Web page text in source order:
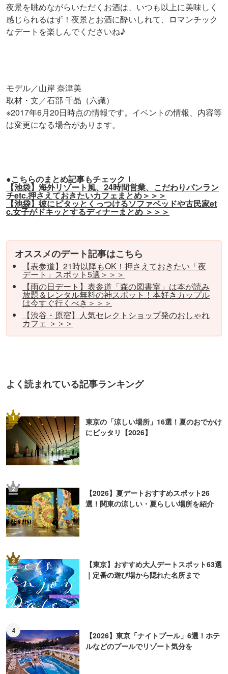
夜景を眺めながらいただくお酒は、いつも以上に美味しく
感じられるはず！夜景とお酒に酔いしれて、ロマンチック
なデートを楽しんでくださいね♪
モデル／山岸 奈津美
取材・文／石部 千晶（六識）
※2017年6月20日時点の情報です。イベントの情報、内容等
は変更になる場合があります。
●こちらのまとめ記事もチェック！
【池袋】海外リゾート風、24時間営業、こだわりパンラン
チetc.押さえておきたいカフェまとめ＞＞＞
【池袋】彼にピタッとくっつけるソファベッドや古民家et
c.女子がドキッとするディナーまとめ ＞＞＞
オススメのデート記事はこちら
【表参道】21時以降もOK！押さえておきたい「夜
デート」スポット5選＞＞＞
【雨の日デート】表参道「森の図書室」は本が読み
放題＆レンタル無料の神スポット！本好きカップル
は今すぐ行くべき＞＞＞
【渋谷・原宿】人気セレクトショップ発のおしゃれ
カフェ ＞＞＞
よく読まれている記事ランキング
1
東京の「涼しい場所」16選！夏のおでかけ
にピッタリ【2026】
2
【2026】夏デートおすすめスポット26
選！関東の涼しい・夏らしい場所を紹介
3
【東京】おすすめ大人デートスポット63選
｜定番の遊び場から隠れた名所まで
4
【2026】東京「ナイトプール」6選！ホテ
ルなどのプールでリゾート気分を